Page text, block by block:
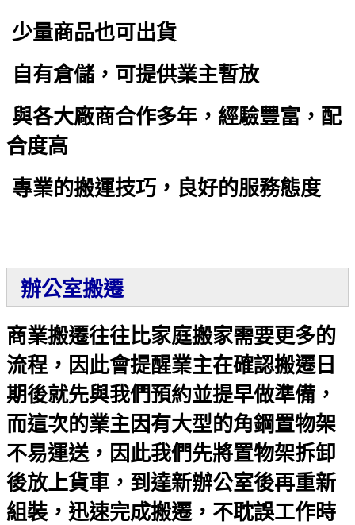
少量商品也可出貨
自有倉儲，可提供業主暫放
與各大廠商合作多年，經驗豐富，配
合度高
專業的搬運技巧，良好的服務態度
辦公室搬遷
商業搬遷往往比家庭搬家需要更多的
流程，因此會提醒業主在確認搬遷日
期後就先與我們預約並提早做準備，
而這次的業主因有大型的角鋼置物架
不易運送，因此我們先將置物架拆卸
後放上貨車，到達新辦公室後再重新
組裝，迅速完成搬遷，不耽誤工作時